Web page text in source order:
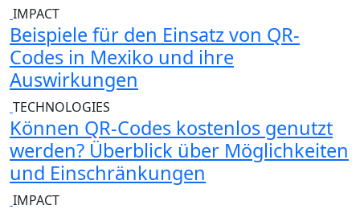
IMPACT
Beispiele für den Einsatz von QR-
Codes in Mexiko und ihre
Auswirkungen
TECHNOLOGIES
Können QR-Codes kostenlos genutzt
werden? Überblick über Möglichkeiten
und Einschränkungen
IMPACT